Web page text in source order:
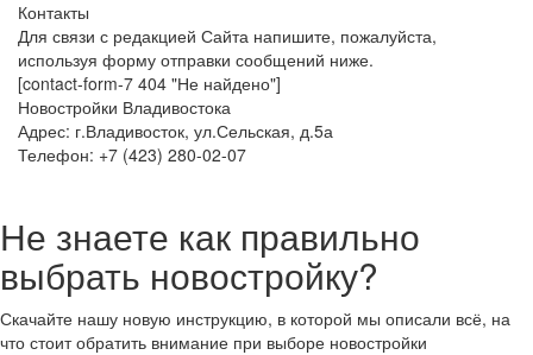
Контакты
Для связи с редакцией Сайта напишите, пожалуйста,
используя форму отправки сообщений ниже.
[contact-form-7 404 "Не найдено"]
Новостройки Владивостока
Адрес: г.Владивосток, ул.Сельская, д.5а
Телефон: +7 (423) 280-02-07
Не знаете как правильно
выбрать новостройку?
Скачайте нашу новую инструкцию, в которой мы описали всё, на
что стоит обратить внимание при выборе новостройки